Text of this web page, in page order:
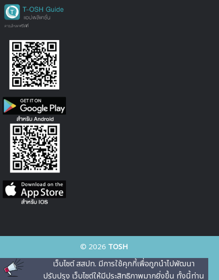
© 2026 TOSH
เว็บไซต์ สสปท. มีการใช้คุกกี้เพื่อถูกนําไปพัฒนา
ปรับปรุง เว็บไซต์ให้มีประสิทธิภาพมากยิ่งขึ้น ทั้งนี้ท่าน